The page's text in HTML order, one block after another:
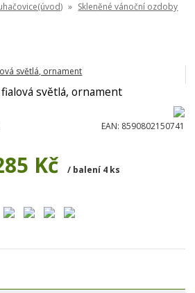
» Skleněné vánoční ozdoby
světlá, ornament
EAN: 8590802150741
Kč / balení 4 ks